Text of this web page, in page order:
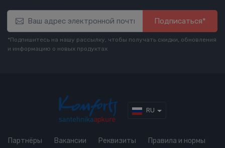
Подписаться*
*Подпишитесь на нашу рассылку, чтобы получать скидки, обновления
и информацию о новых продуктах
RU
Партнёры Вакансии Реквизиты Правила и нормы